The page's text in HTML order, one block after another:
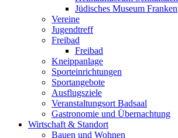
Jüdisches Museum Franken
Vereine
Jugendtreff
Freibad
Freibad
Kneippanlage
Sporteinrichtungen
Sportangebote
Ausflugsziele
Veranstaltungsort Badsaal
Gastronomie und Übernachtung
Wirtschaft & Standort
Bauen und Wohnen